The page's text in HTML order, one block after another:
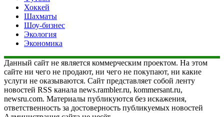
Хоккей
Шахматы
Шоу-бизнес
Экология
Экономика
Данный сайт не является коммерческим проектом. На этом
сайте ни чего не продают, ни чего не покупают, ни какие
услуги не оказываются. Сайт представляет собой ленту
новостей RSS канала news.rambler.ru, kommersant.ru,
newsru.com. Материалы публикуются без искажения,
ответственность за достоверность публикуемых новостей